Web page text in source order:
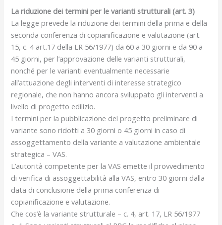
La riduzione dei termini per le varianti strutturali (art. 3)
La legge prevede la riduzione dei termini della prima e della
seconda conferenza di copianificazione e valutazione (art.
15, c. 4 art.17 della LR 56/1977) da 60 a 30 giorni e da 90 a
45 giorni, per l’approvazione delle varianti strutturali,
nonché per le varianti eventualmente necessarie
all’attuazione degli interventi di interesse strategico
regionale, che non hanno ancora sviluppato gli interventi a
livello di progetto edilizio.
I termini per la pubblicazione del progetto preliminare di
variante sono ridotti a 30 giorni o 45 giorni in caso di
assoggettamento della variante a valutazione ambientale
strategica – VAS.
L’autorità competente per la VAS emette il provvedimento
di verifica di assoggettabilità alla VAS, entro 30 giorni dalla
data di conclusione della prima conferenza di
copianificazione e valutazione.
Che cos’è la variante strutturale – c. 4, art. 17, LR 56/1977